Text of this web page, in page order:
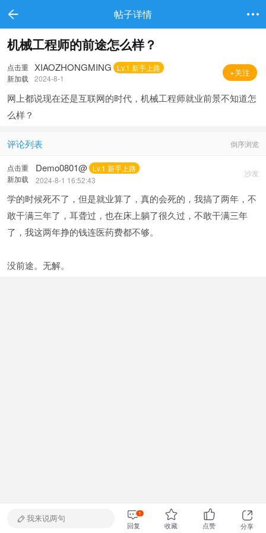
帖子详情
机械工程师的前途怎么样？
点击重
新加载
XIAOZHONGMING
Lv.1 新手上路
2024-8-1
+关注
网上都说现在还是互联网的时代，机械工程师就业前景不知道怎
么样？
评论列表 倒序浏览
点击重
新加载
Demo0801@ Lv.1 新手上路
2024-8-1 16:52:43
沙发
学的时候死不了，但是就业算了，真的会死的，我搞了两年，不
敢干满三年了，耳聋过，也在床上躺了很久过，不敢干满三年
了，我这两年挣的钱连医药费都不够。
没前途。无解。
我来说两句
分享
点赞
收藏
回复
1